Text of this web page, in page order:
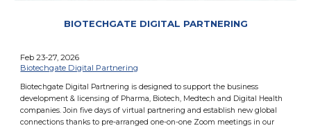
BIOTECHGATE DIGITAL PARTNERING
Feb 23-27, 2026
Biotechgate Digital Partnering
Biotechgate Digital Partnering is designed to support the business
development & licensing of Pharma, Biotech, Medtech and Digital Health
companies. Join five days of virtual partnering and establish new global
connections thanks to pre-arranged one-on-one Zoom meetings in our